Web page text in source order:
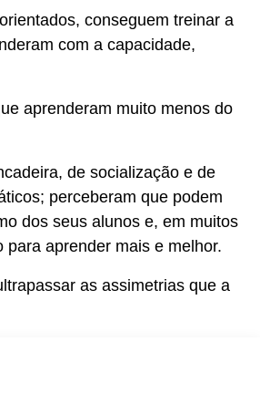
conseguem treinar a
com a capacidade,
aprenderam muito menos do
de socialização e de
perceberam que podem
dos seus alunos e, em muitos
aprender mais e melhor.
as assimetrias que a